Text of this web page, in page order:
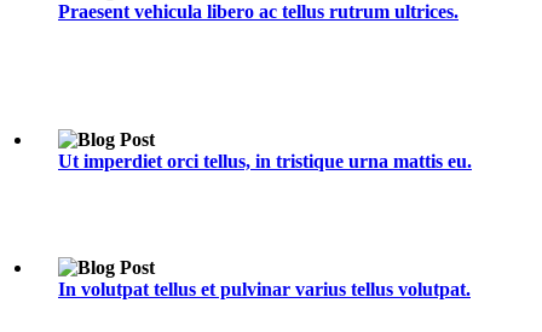
Praesent vehicula libero ac tellus rutrum ultrices.
Ut imperdiet orci tellus, in tristique urna mattis eu.
In volutpat tellus et pulvinar varius tellus volutpat.